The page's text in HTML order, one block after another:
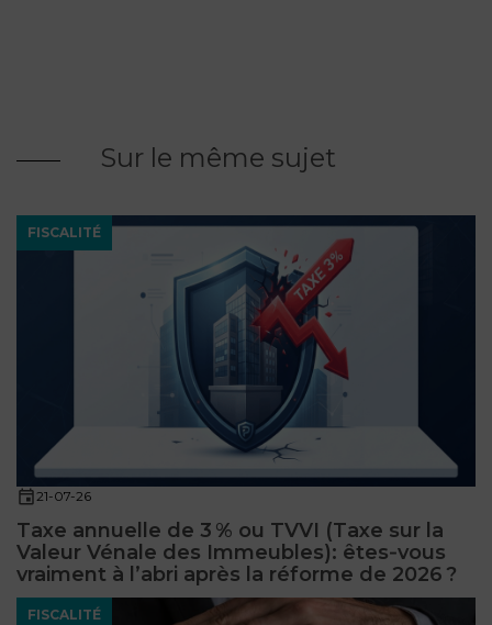
Sur le même sujet
FISCALITÉ
21-07-26
Taxe annuelle de 3 % ou TVVI (Taxe sur la
Valeur Vénale des Immeubles): êtes‑vous
vraiment à l’abri après la réforme de 2026 ?
FISCALITÉ